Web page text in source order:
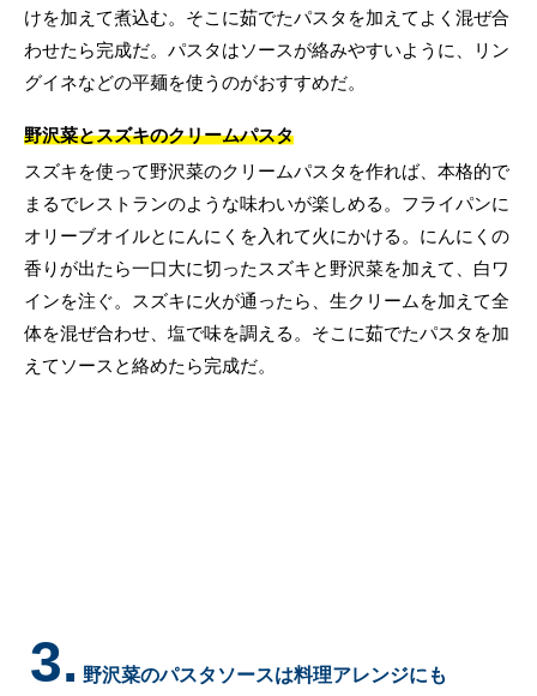
けを加えて煮込む。そこに茹でたパスタを加えてよく混ぜ合
わせたら完成だ。パスタはソースが絡みやすいように、リン
グイネなどの平麺を使うのがおすすめだ。
野沢菜とスズキのクリームパスタ
スズキを使って野沢菜のクリームパスタを作れば、本格的で
まるでレストランのような味わいが楽しめる。フライパンに
オリーブオイルとにんにくを入れて火にかける。にんにくの
香りが出たら一口大に切ったスズキと野沢菜を加えて、白ワ
インを注ぐ。スズキに火が通ったら、生クリームを加えて全
体を混ぜ合わせ、塩で味を調える。そこに茹でたパスタを加
えてソースと絡めたら完成だ。
3. 野沢菜のパスタソースは料理アレンジにも